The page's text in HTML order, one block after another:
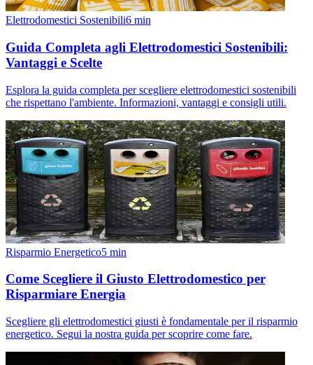
Elettrodomestici Sostenibili6 min
Guida Completa agli Elettrodomestici Sostenibili:
Vantaggi e Scelte
Esplora la guida completa per scegliere elettrodomestici sostenibili
che rispettano l'ambiente. Informazioni, vantaggi e consigli utili.
Risparmio Energetico5 min
Come Scegliere il Giusto Elettrodomestico per
Risparmiare Energia
Scegliere gli elettrodomestici giusti è fondamentale per il risparmio
energetico. Segui la nostra guida per scoprire come fare.